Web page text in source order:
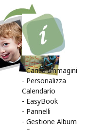
-Carica Immagini
- Personalizza
Calendario
- EasyBook
- Pannelli
- Gestione Album